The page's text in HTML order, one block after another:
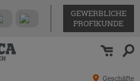
GEWERBLICHE
PROFIKUNDE
Geschäfte